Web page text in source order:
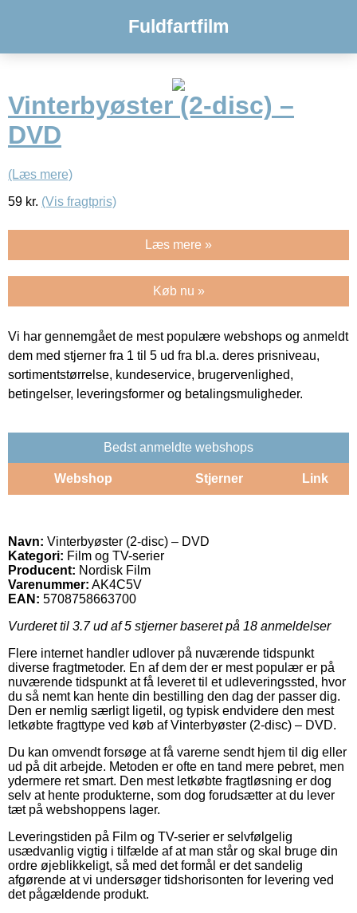
Fuldfartfilm
Vinterbyøster (2-disc) –
DVD
(Læs mere)
59 kr. (Vis fragtpris)
Læs mere »
Køb nu »
Vi har gennemgået de mest populære webshops og anmeldt
dem med stjerner fra 1 til 5 ud fra bl.a. deres prisniveau,
sortimentstørrelse, kundeservice, brugervenlighed,
betingelser, leveringsformer og betalingsmuligheder.
Bedst anmeldte webshops
Webshop Stjerner Link
Navn: Vinterbyøster (2-disc) – DVD
Kategori: Film og TV-serier
Producent: Nordisk Film
Varenummer: AK4C5V
EAN: 5708758663700
Vurderet til 3.7ud af 5 stjerner baseret på 18 anmeldelser
Flere internet handler udlover på nuværende tidspunkt
diverse fragtmetoder. En af dem der er mest populær er på
nuværende tidspunkt at få leveret til et udleveringssted, hvor
du så nemt kan hente din bestilling den dag der passer dig.
Den er nemlig særligt ligetil, og typisk endvidere den mest
letkøbte fragttype ved køb af Vinterbyøster (2-disc) – DVD.
Du kan omvendt forsøge at få varerne sendt hjem til dig eller
ud på dit arbejde. Metoden er ofte en tand mere pebret, men
ydermere ret smart. Den mest letkøbte fragtløsning er dog
selv at hente produkterne, som dog forudsætter at du lever
tæt på webshoppens lager.
Leveringstiden på Film og TV-serier er selvfølgelig
usædvanlig vigtig i tilfælde af at man står og skal bruge din
ordre øjeblikkeligt, så med det formål er det sandelig
afgørende at vi undersøger tidshorisonten for levering ved
det pågældende produkt.